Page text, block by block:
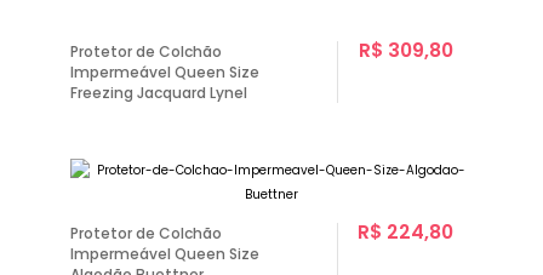
Protetor de Colchão
Impermeável Queen Size
Freezing Jacquard Lynel
R$ 309,80
Protetor de Colchão
Impermeável Queen Size
R$ 224,80